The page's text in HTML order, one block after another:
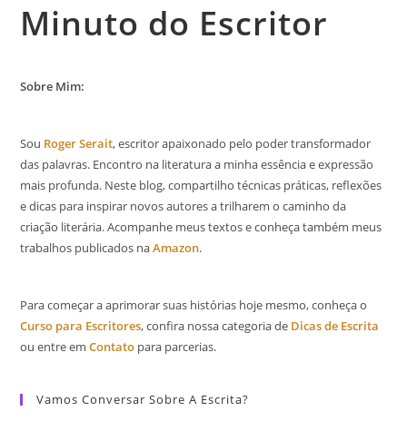
Minuto do Escritor
Sobre Mim:
Sou Roger Serait, escritor apaixonado pelo poder transformador
das palavras. Encontro na literatura a minha essência e expressão
mais profunda. Neste blog, compartilho técnicas práticas, reflexões
e dicas para inspirar novos autores a trilharem o caminho da
criação literária. Acompanhe meus textos e conheça também meus
trabalhos publicados naAmazon.
Para começar a aprimorar suas histórias hoje mesmo, conheça o
Curso para Escritores, confira nossa categoria de Dicas de Escrita
ou entre emContato para parcerias.
Vamos Conversar Sobre A Escrita?